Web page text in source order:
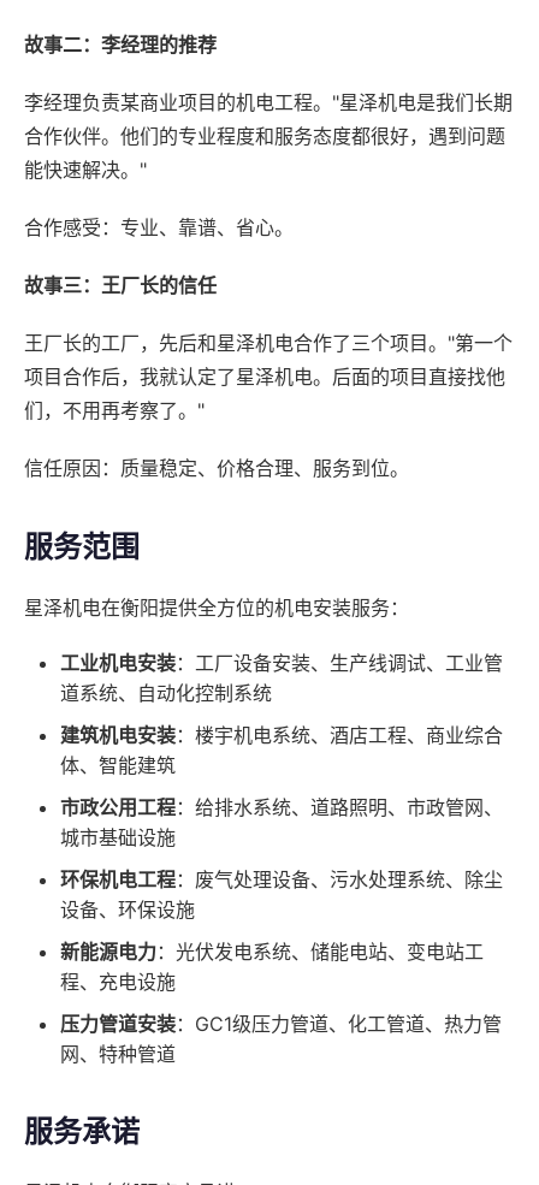
故事二：李经理的推荐
李经理负责某商业项目的机电工程。"星泽机电是我们长期
合作伙伴。他们的专业程度和服务态度都很好，遇到问题
能快速解决。"
合作感受：专业、靠谱、省心。
故事三：王厂长的信任
王厂长的工厂，先后和星泽机电合作了三个项目。"第一个
项目合作后，我就认定了星泽机电。后面的项目直接找他
们，不用再考察了。"
信任原因：质量稳定、价格合理、服务到位。
服务范围
星泽机电在衡阳提供全方位的机电安装服务：
工业机电安装：工厂设备安装、生产线调试、工业管
道系统、自动化控制系统
建筑机电安装：楼宇机电系统、酒店工程、商业综合
体、智能建筑
市政公用工程：给排水系统、道路照明、市政管网、
城市基础设施
环保机电工程：废气处理设备、污水处理系统、除尘
设备、环保设施
新能源电力：光伏发电系统、储能电站、变电站工
程、充电设施
压力管道安装：GC1级压力管道、化工管道、热力管
网、特种管道
服务承诺